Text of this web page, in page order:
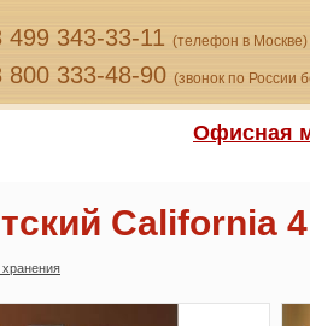
499 343-33-11 (телефон в Москве)
800 333-48-90 (звонок по России
Офисная
California 4